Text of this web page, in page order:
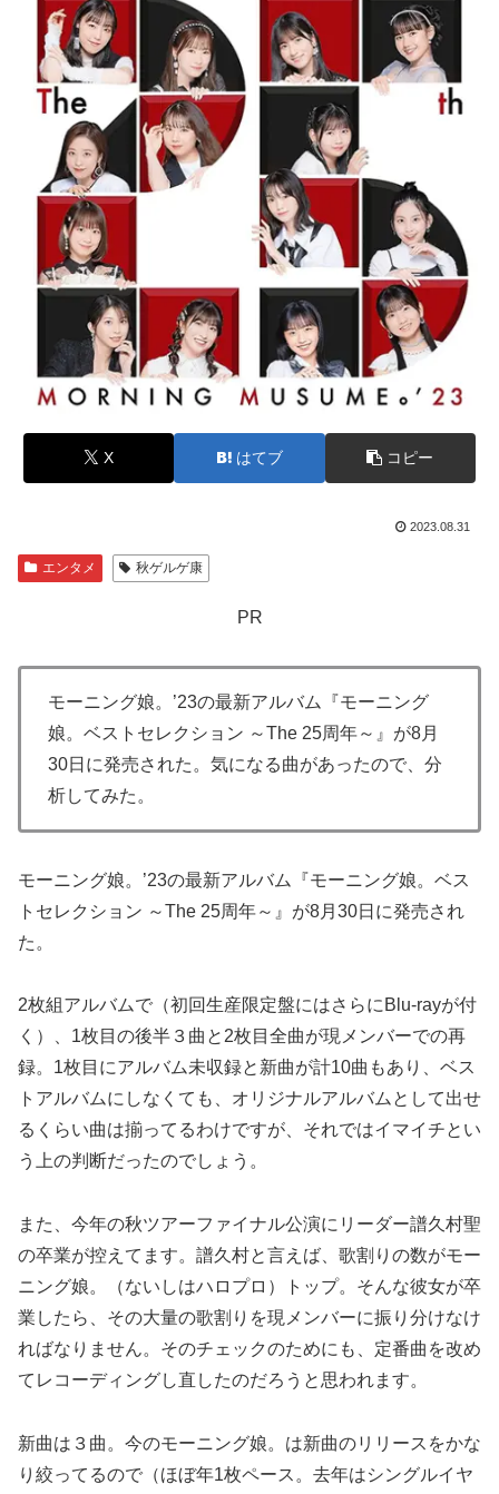
X はてブ コピー
2023.08.31
エンタメ 秋ゲルゲ康
PR
モーニング娘。’23の最新アルバム『モーニング
娘。ベストセレクション ～The 25周年～』が8月
30日に発売された。気になる曲があったので、分
析してみた。
モーニング娘。’23の最新アルバム『モーニング娘。ベス
トセレクション ～The 25周年～』が8月30日に発売され
た。
2枚組アルバムで（初回生産限定盤にはさらにBlu-rayが付
く）、1枚目の後半３曲と2枚目全曲が現メンバーでの再
録。1枚目にアルバム未収録と新曲が計10曲もあり、ベス
トアルバムにしなくても、オリジナルアルバムとして出せ
るくらい曲は揃ってるわけですが、それではイマイチとい
う上の判断だったのでしょう。
また、今年の秋ツアーファイナル公演にリーダー譜久村聖
の卒業が控えてます。譜久村と言えば、歌割りの数がモー
ニング娘。（ないしはハロプロ）トップ。そんな彼女が卒
業したら、その大量の歌割りを現メンバーに振り分けなけ
ればなりません。そのチェックのためにも、定番曲を改め
てレコーディングし直したのだろうと思われます。
新曲は３曲。今のモーニング娘。は新曲のリリースをかな
り絞ってるので（ほぼ年1枚ペース。去年はシングルイヤ